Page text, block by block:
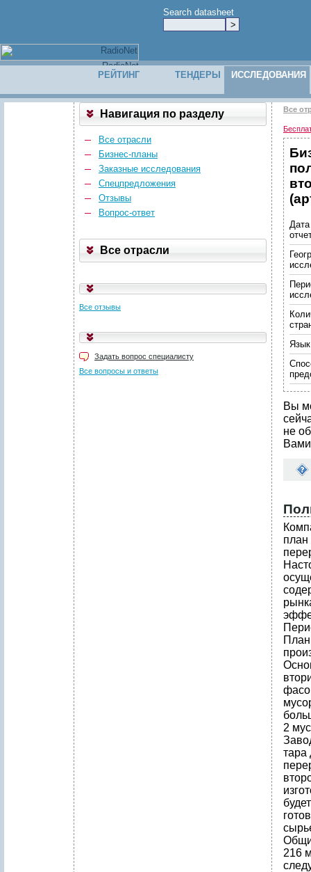
Search datasheet
РЕЙТИНГ ТЕНДЕРЫ ИССЛЕДОВАНИЯ
Навигация по разделу
Все отрасли
Бизнес-планы
Заказные исследования
Спецпредложения
Отзывы
Вопрос-ответ
Все отрасли
Все отзывы
Задать вопрос специалисту
Все вопросы и ответы
Все
Вы
не
план
2
тара
216